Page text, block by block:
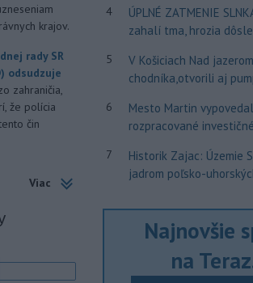
krajov.
rady SR
odsudzuje
zahraničia,
že polícia
čin
prvého
(SHMÚ) na
kraji varuje
Viac
4
ÚPLNÉ ZATMENIE
zahalí tma, hrozia
5
V Košiciach Nad
chodníka,otvorili aj
6
Mesto Martin
rozpracované
7
Historik Zajac: Územie
jadrom poľsko-
Najnovšie
na